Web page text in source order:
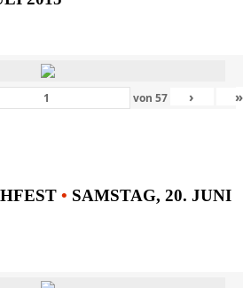
von 57 › »
• SAMSTAG, 20. JUNI